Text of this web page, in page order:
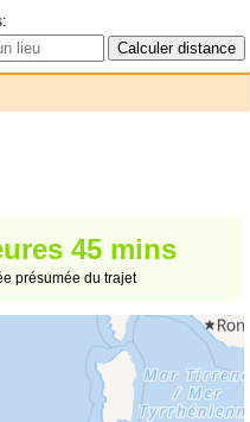
45 mins
présumée du trajet